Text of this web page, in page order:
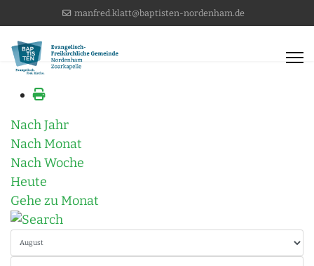
manfred.klatt@baptisten-nordenham.de
Nach Jahr
Nach Monat
Nach Woche
Heute
Gehe zu Monat